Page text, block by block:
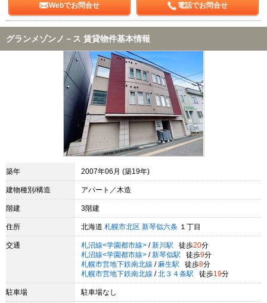
Webでお問合せ 電話でお問合せ
グランメゾンノ－ス 賃貸物件基本情報
築年 2007年06月 (築19年)
建物種別/構造 アパート／木造
階建 3階建
住所 北海道 札幌市北区 新琴似六条 １丁目
交通 札沼線<学園都市線> / 新川駅 徒歩20分
札沼線<学園都市線> / 新琴似駅 徒歩9分
札幌市営地下鉄南北線 / 麻生駅 徒歩8分
札幌市営地下鉄南北線 / 北３４条駅 徒歩19分
駐車場 駐車場なし